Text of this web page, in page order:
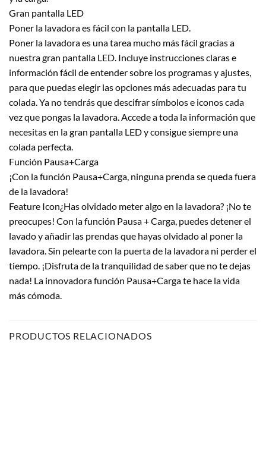
Gran pantalla LED
Poner la lavadora es fácil con la pantalla LED.
Poner la lavadora es una tarea mucho más fácil gracias a
nuestra gran pantalla LED. Incluye instrucciones claras e
información fácil de entender sobre los programas y ajustes,
para que puedas elegir las opciones más adecuadas para tu
colada. Ya no tendrás que descifrar símbolos e iconos cada
vez que pongas la lavadora. Accede a toda la información que
necesitas en la gran pantalla LED y consigue siempre una
colada perfecta.
Función Pausa+Carga
¡Con la función Pausa+Carga, ninguna prenda se queda fuera
de la lavadora!
Feature Icon¿Has olvidado meter algo en la lavadora? ¡No te
preocupes! Con la función Pausa + Carga, puedes detener el
lavado y añadir las prendas que hayas olvidado al poner la
lavadora. Sin pelearte con la puerta de la lavadora ni perder el
tiempo. ¡Disfruta de la tranquilidad de saber que no te dejas
nada! La innovadora función Pausa+Carga te hace la vida
más cómoda.
PRODUCTOS RELACIONADOS